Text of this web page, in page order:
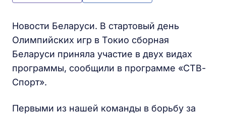
Новости Беларуси. В стартовый день
Олимпийских игр в Токио сборная
Беларуси приняла участие в двух видах
программы, сообщили в программе «СТВ-
Спорт».
Первыми из нашей команды в борьбу за